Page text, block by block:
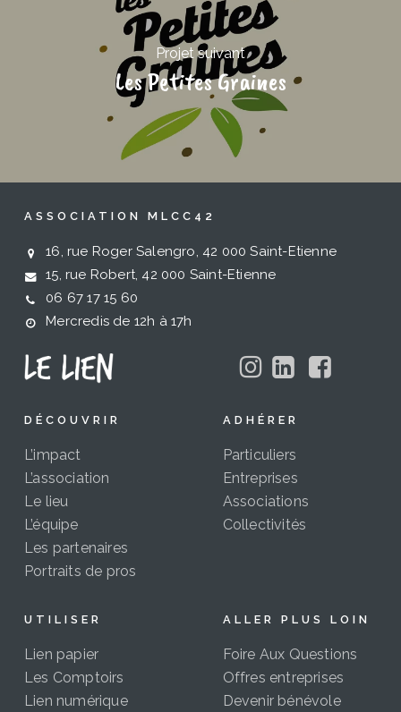
Projet suivant
Les Petites Graines
ASSOCIATION MLCC42
16, rue Roger Salengro, 42 000 Saint-Etienne
15, rue Robert, 42 000 Saint-Etienne
06 67 17 15 60
Mercredis de 12h à 17h
DÉCOUVRIR
L’impact
L’association
Le lieu
L’équipe
Les partenaires
Portraits de pros
ADHÉRER
Particuliers
Entreprises
Associations
Collectivités
UTILISER
Lien papier
Les Comptoirs
Lien numérique
ALLER PLUS LOIN
Foire Aux Questions
Offres entreprises
Devenir bénévole